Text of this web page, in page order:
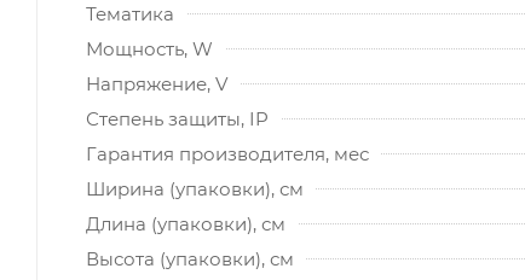
Тематика
Мощность, W
Напряжение, V
Степень защиты, IP
Гарантия производителя, мес
Ширина (упаковки), см
Длина (упаковки), см
Высота (упаковки), см